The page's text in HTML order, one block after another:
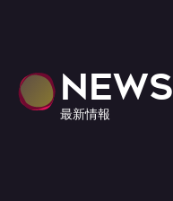
NEWS
最新情報